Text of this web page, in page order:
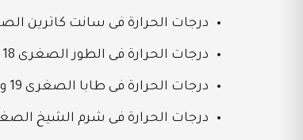
درجات الحرارة فى سانت كاترين الصغرى 10
درجات الحرارة فى الطور الصغرى 18 والعظمى 26
درجات الحرارة فى طابا الصغرى 19 والعظمى 26
درجات الحرارة فى شرم الشيخ الصغرى 22